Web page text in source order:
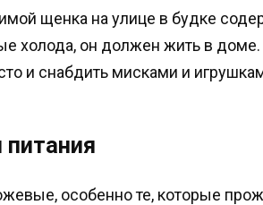
щенка на улице в будке
холода, он должен жить в
и снабдить мисками и
питания
особенно те, которые